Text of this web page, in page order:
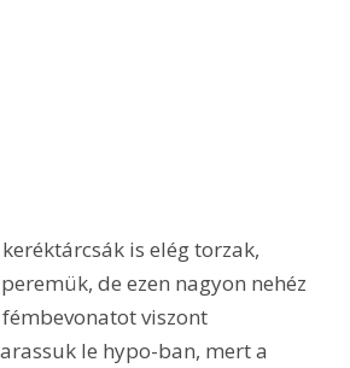
de ezen nagyon nehéz
viszont
le hypo-ban, mert a